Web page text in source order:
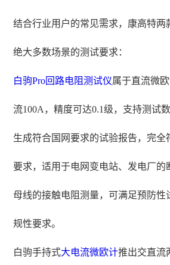
结合行业用户的常见需求，康高特两
绝大多数场景的测试要求：
白驹Pro回路电阻测试仪属于直流微
流100A，精度可达0.1级，支持测试
生成符合国网要求的试验报告，完全
要求，适用于电网变电站、发电厂的
母线的接触电阻测量，可满足预防性
规性要求。
白驹手持式大电流微欧计推出交直流